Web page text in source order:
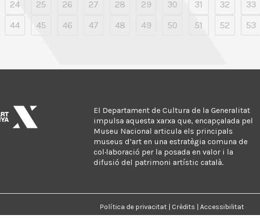
24 25 26 27 28 29 30 31 32 33
44 45 46 47 48 49 50 51 52 53
El Departament de Cultura de la Generalitat
impulsa aquesta xarxa que, encapçalada pel
Museu Nacional articula els principals
museus d’art en una estratègia comuna de
col·laboració per la posada en valor i la
difusió del patrimoni artístic català.
Política de privacitat | Crèdits | Accessibilitat